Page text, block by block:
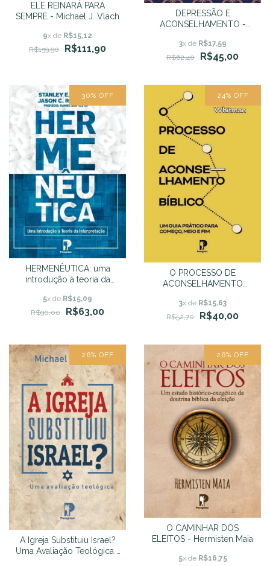
ELE REINARÁ PARA
SEMPRE - Michael J. Vlach
9x de R$15,12
R$159,90
R$111,90
DEPRESSÃO E
ACONSELHAMENTO -
3x de R$17,59
R$62,40
R$45,00
30% OFF
HERMENÊUTICA: uma
introdução à teoria da
5x de R$15,09
R$90,00
R$63,00
24% OFF
O PROCESSO DE
ACONSELHAMENTO
3x de R$15,63
R$52,70
R$40,00
26% OFF
A Igreja Substituiu Israel?
Uma Avaliação Teológica -
26% OFF
O CAMINHAR DOS
ELEITOS - Hermisten Maia
5x de R$16,75